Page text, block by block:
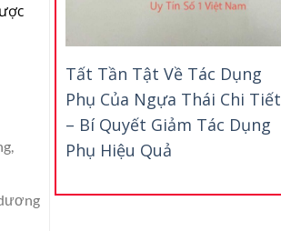
Tất Tần Tật Về Tác Dụng
Phụ Của Ngựa Thái Chi Tiết
– Bí Quyết Giảm Tác Dụng
Phụ Hiệu Quả